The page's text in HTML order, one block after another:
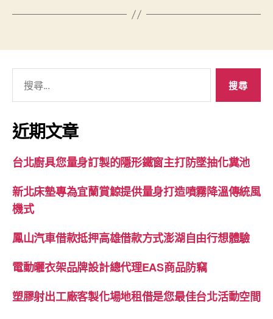
關
鍵
字:
近期文章
台北廚具您量身訂製的隱形鐵窗主打防墜抽化糞池
新北床墊專為宜蘭賞鯨提供量身打造噴霧降溫傳統風
機式
鳳山汽車借款抵押高雄借款方式澎湖自由行想體驗
電動曬衣架品牌設計總代理EAS商品防竊
塑膠射出工廠客製化場地租借是您最佳台北活動空間